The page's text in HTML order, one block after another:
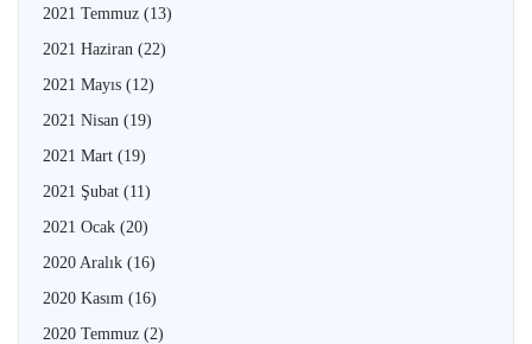
2021 Temmuz (13)
2021 Haziran (22)
2021 Mayıs (12)
2021 Nisan (19)
2021 Mart (19)
2021 Şubat (11)
2021 Ocak (20)
2020 Aralık (16)
2020 Kasım (16)
2020 Temmuz (2)